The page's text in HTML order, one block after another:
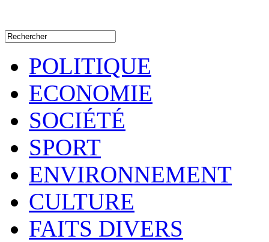
POLITIQUE
ECONOMIE
SOCIÉTÉ
SPORT
ENVIRONNEMENT
CULTURE
FAITS DIVERS